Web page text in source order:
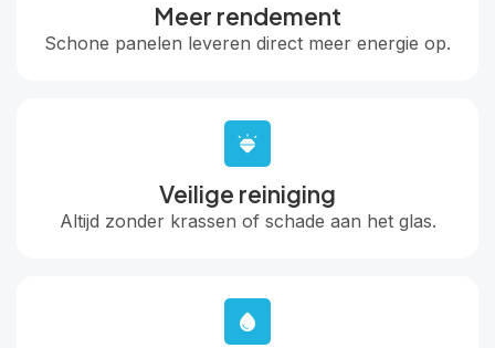
Meer rendement
Schone panelen leveren direct meer energie op.
Veilige reiniging
Altijd zonder krassen of schade aan het glas.